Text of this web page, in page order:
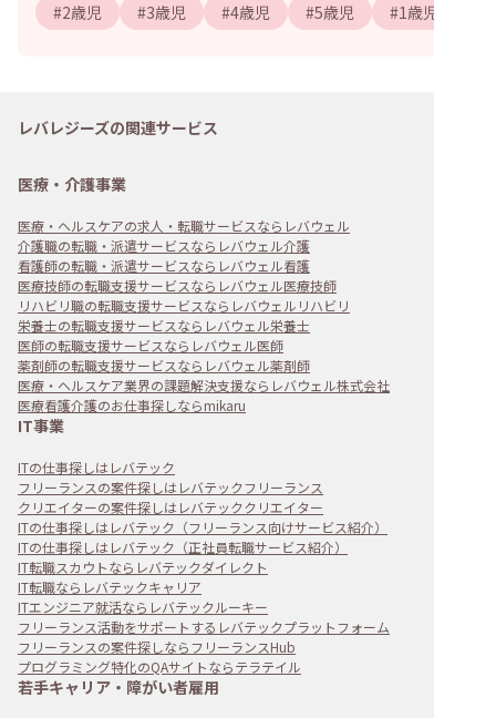
#2歳児 #3歳児 #4歳児 #5歳児 #1歳児
レバレジーズの関連サービス
医療・介護事業
医療・ヘルスケアの求人・転職サービスならレバウェル
介護職の転職・派遣サービスならレバウェル介護
看護師の転職・派遣サービスならレバウェル看護
医療技師の転職支援サービスならレバウェル医療技師
リハビリ職の転職支援サービスならレバウェルリハビリ
栄養士の転職支援サービスならレバウェル栄養士
医師の転職支援サービスならレバウェル医師
薬剤師の転職支援サービスならレバウェル薬剤師
医療・ヘルスケア業界の課題解決支援ならレバウェル株式会社
医療看護介護のお仕事探しならmikaru
IT事業
ITの仕事探しはレバテック
フリーランスの案件探しはレバテックフリーランス
クリエイターの案件探しはレバテッククリエイター
ITの仕事探しはレバテック（フリーランス向けサービス紹介）
ITの仕事探しはレバテック（正社員転職サービス紹介）
IT転職スカウトならレバテックダイレクト
IT転職ならレバテックキャリア
ITエンジニア就活ならレバテックルーキー
フリーランス活動をサポートするレバテックプラットフォーム
フリーランスの案件探しならフリーランスHub
プログラミング特化のQAサイトならテラテイル
若手キャリア・障がい者雇用